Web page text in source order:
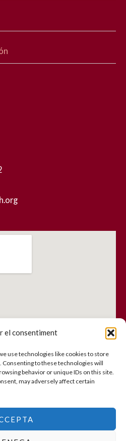
el consentiment
use technologies like cookies to store
to these technologies will
behavior or unique IDs on this site.
may adversely affect certain
|Cookies